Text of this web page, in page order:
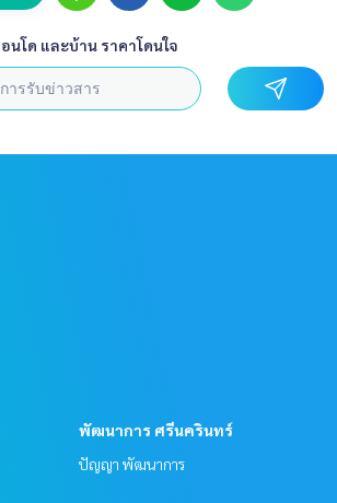
นโด และบ้าน ราคาโดนใจ
พัฒนาการ ศรีนครินทร์
ปัญญา พัฒนาการ